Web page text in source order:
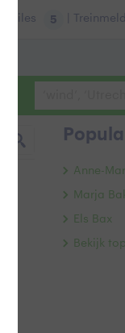
Files 5 |
Anne-
Marja
Els Bax
Bekijk